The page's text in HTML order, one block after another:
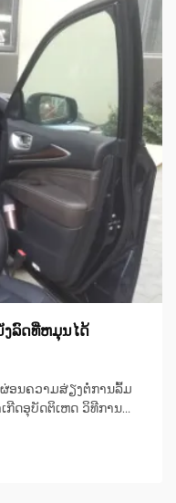
ງລົດທີ່ຫມຸນໄດ້
ອນຄວາມສ່ຽງຕໍ່ການລົ້ມ
ກີດອຸບັດຕິເຫດ ວິທີການ
າດປັ່ນໄດ້ເປັນພິເສດ ເຊິ່ງ
ຕູລົດ ເພື່ອໃຫ້ຜູ້ໃຊ້...